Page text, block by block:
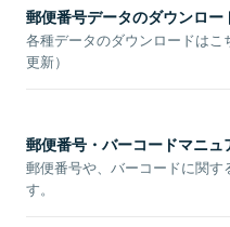
郵便番号データのダウンロー
各種データのダウンロードはこ
更新）
郵便番号・バーコードマニュ
郵便番号や、バーコードに関す
す。